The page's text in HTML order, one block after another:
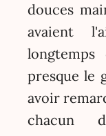
douces
avaient
longtemps
presque le
avoir
chacun